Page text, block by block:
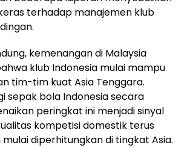
terhadap manajemen klub
kemenangan di Malaysia
klub Indonesia mulai mampu
tim-tim kuat Asia Tenggara.
sepak bola Indonesia secara
peringkat ini menjadi sinyal
kompetisi domestik terus
diperhitungkan di tingkat Asia.